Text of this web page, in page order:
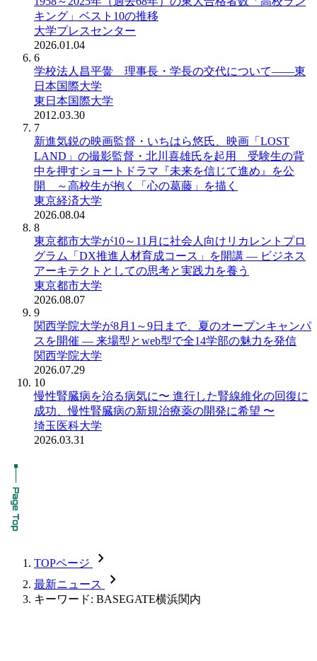
キング」ベスト10の推移
大学プレスセンター
2026.01.04
6
学校法人昌平黌 理事長・学長の交代について――東
日本国際大学
東日本国際大学
2012.03.30
7
新進気鋭の映画監督・いちはら悠氏、映画「LOST
LAND」の撮影監督・北川喜雄氏を起用 受験生の背
中を押すショートドラマ『未来を信じて進め』を公
開 ～高校生が抱く「心の葛藤」を描く
東京経済大学
2026.08.04
8
東京都市大学が10～11月に社会人向けリカレントプロ
グラム「DX推進人材育成コース」を開講 ― ビジネス
アーキテクトとしての思考と実践力を養う
東京都市大学
2026.08.07
9
関西学院大学が8月1～9日まで、夏のオープンキャンパ
スを開催 ― 来場型とweb型で全14学部の魅力を発信
関西学院大学
2026.07.29
10
慢性腎臓病を治る病気に〜 進行した腎線維化の回復に
成功、慢性腎臓病の新規治療薬の開発に希望 〜
埼玉医科大学
2026.03.31
TOPページ chevron_forward
最新ニュース chevron_forward
キーワード: BASEGATE横浜関内